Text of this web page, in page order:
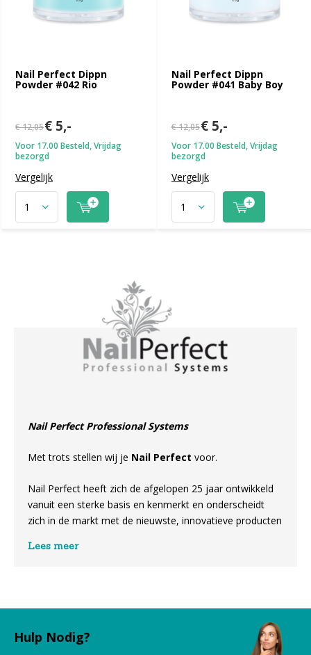
Nail Perfect Dippn
Powder #042 Rio
€ 12,05€ 5,-
Voor 17.00 Besteld, Vrijdag
bezorgd
Vergelijk
Nail Perfect Dippn
Powder #041 Baby Boy
€ 12,05€ 5,-
Voor 17.00 Besteld, Vrijdag
bezorgd
Vergelijk
Nail Perfect Professional Systems
Met trots stellen wij je Nail Perfect voor.
Nail Perfect heeft zich de afgelopen 25 jaar ontwikkeld
vanuit een sterke basis en kenmerkt en onderscheidt
zich in de markt met de nieuwste, innovatieve producten
maar vooral ook voor degenen die ten volle genieten
van het leven. Met NailPerfect kijken we altijd vooruit en
Lees meer
Hulp Nodig?